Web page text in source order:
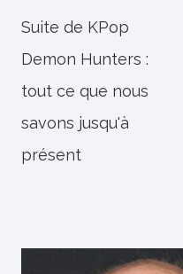
de
l’article
Suite de KPop
Demon Hunters :
tout ce que nous
savons jusqu'à
présent